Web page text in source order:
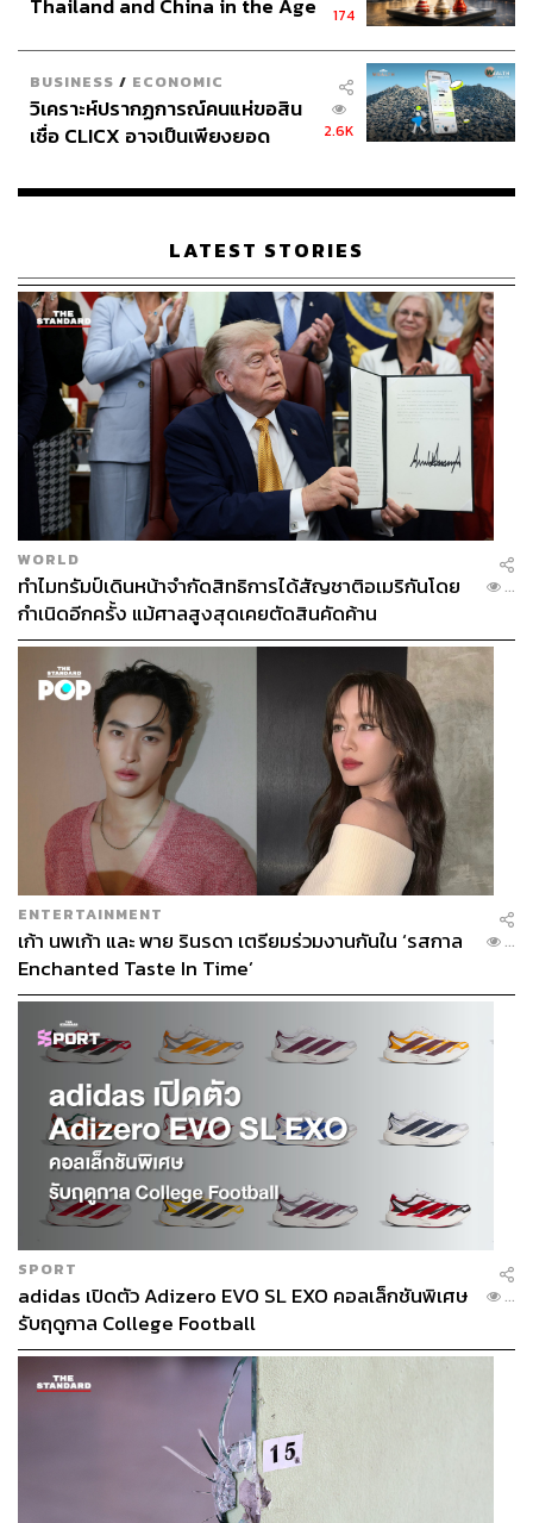
ร้านนี้อาจดังเรื่องก๋วยเตี๋ยวเนื้อมิชลินไกด์ แต่ด้วยความที่โบว์
เป็นสายเนื้อที่ชอบความกรุบ จึงแนะนำเมนู ‘ข้าวหน้าลิ้น’
ของที่นี่เป็นพิเศษ
“ข้าวหน้าลิ้นเขาโรยกระเทียมเจียว ราดน้ำนิดหนึ่ง แต่เขา
ไม่ใช่ลิ้นสไตล์กรุบนะ เป็นสไตล์นิ่มที่มีความกรุบเบาๆ กิน
กับข้าวที่มีน้ำซอสแล้วเข้ากัน นัวดี”
Ten Suns ไร้เทียมทาน 十光
วันอังคาร-เสาร์ เวลา 09.00-16.00 น. แผนที่:https://maps.ap
p.goo.gl/7bGBRUu9JctJGDis6
Thailand and China in the Age
174
BUSINESS / ECONOMIC
วิเคราะห์ปรากฏการณ์คนแห่ขอสิน
เชื่อ CLICX อาจเป็นเพียงยอด
เรือนไทยที่ถูกซุกไว้
2.6K
LATEST STORIES
WORLD
ทำไมทรัมป์เดินหน้าจำกัดสิทธิการได้สัญชาติอเมริกันโดย
กำเนิดอีกครั้ง แม้ศาลสูงสุดเคยตัดสินคัดค้าน
...
ENTERTAINMENT
เก้า นพเก้า และ พาย รินรดา เตรียมร่วมงานกันใน ‘รสกาล
Enchanted Taste In Time’
...
SPORT
adidas เปิดตัว Adizero EVO SL EXO คอลเล็กชันพิเศษ
รับฤดูกาล College Football
...